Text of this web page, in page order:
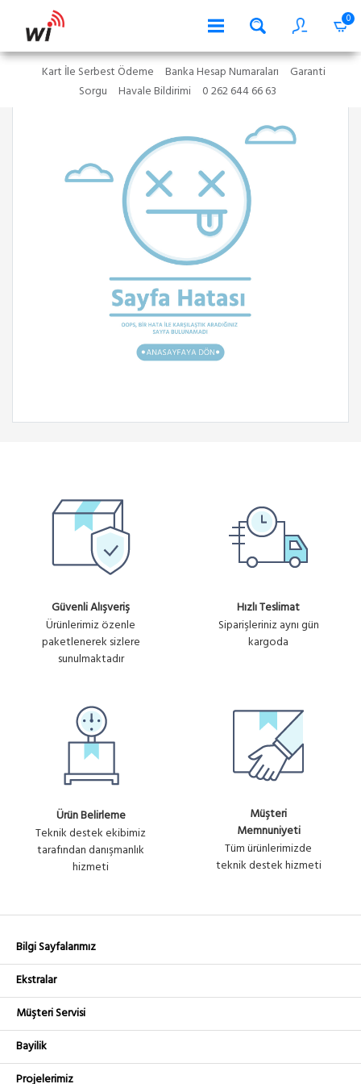
0
Kart İle Serbest Ödeme Banka Hesap Numaraları
Garanti
Sorgu
Havale Bildirimi 0 262 644 66 63
Güvenli Alışveriş
Ürünlerimiz özenle
paketlenerek sizlere
sunulmaktadır
Hızlı Teslimat
Siparişleriniz aynı gün
kargoda
Ürün Belirleme
Teknik destek ekibimiz
tarafından danışmanlık
hizmeti
Müşteri
Memnuniyeti
Tüm ürünlerimizde
teknik destek hizmeti
Bilgi Sayfalarımız
Ekstralar
Müşteri Servisi
Bayilik
Projelerimiz